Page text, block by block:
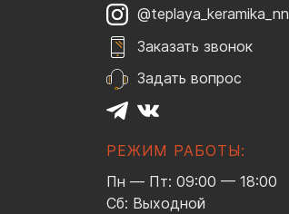
@teplaya_keramika_nn
Заказать звонок
Задать вопрос
РЕЖИМ РАБОТЫ:
Пн — Пт: 09:00 — 18:00
Сб: Выходной